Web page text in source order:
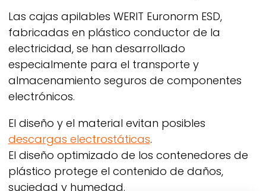
Las cajas apilables WERIT Euronorm ESD,
fabricadas en plástico conductor de la
electricidad, se han desarrollado
especialmente para el transporte y
almacenamiento seguros de componentes
electrónicos.
El diseño y el material evitan posibles
descargas electrostáticas.
El diseño optimizado de los contenedores de
plástico protege el contenido de daños,
suciedad y humedad.